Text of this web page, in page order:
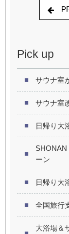
Pick up
サウナ室
サウナ室
日帰り大
SHONAN
ーン
日帰り大
全国旅行
大浴場＆